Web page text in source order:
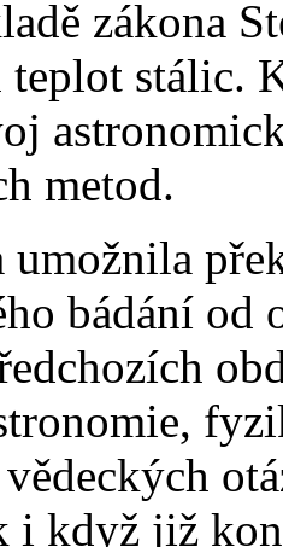
zákona
stálic.
metod.
bádání
i když již